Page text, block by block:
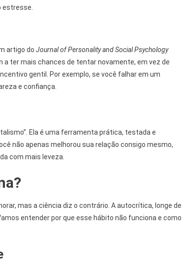
estresse.
artigo do Journal of Personality and Social Psychology
ter mais chances de tentar novamente, em vez de
gentil. Por exemplo, se você falhar em um
e confiança.
Ela é uma ferramenta prática, testada e
não apenas melhorou sua relação consigo mesmo,
com mais leveza.
mas a ciência diz o contrário. A autocrítica, longe de
entender por que esse hábito não funciona e como